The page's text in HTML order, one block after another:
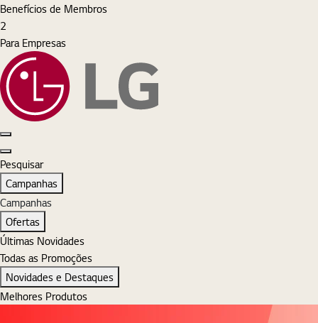
Benefícios de Membros
Cart
2
Para Empresas
Pesquisar
Iniciar sessão
MyLG
Cart
Close Menu
PesquisarPesquisar
Campanhas
Campanhas
Ofertas
Últimas Novidades
Todas as Promoções
Novidades e Destaques
Melhores Produtos